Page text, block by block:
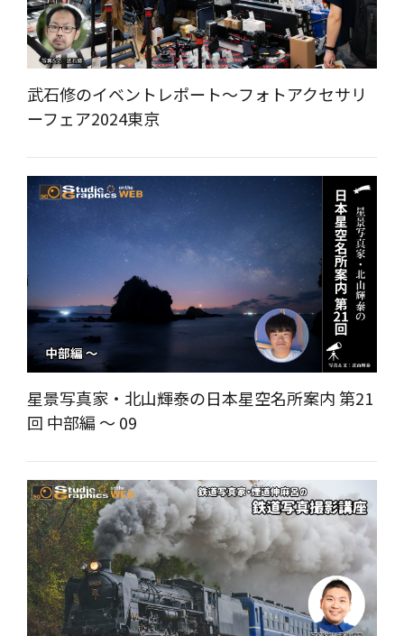
武石修のイベントレポート～フォトアクセサリ
ーフェア2024東京
星景写真家・北山輝泰の日本星空名所案内 第21
回 中部編 ～ 09